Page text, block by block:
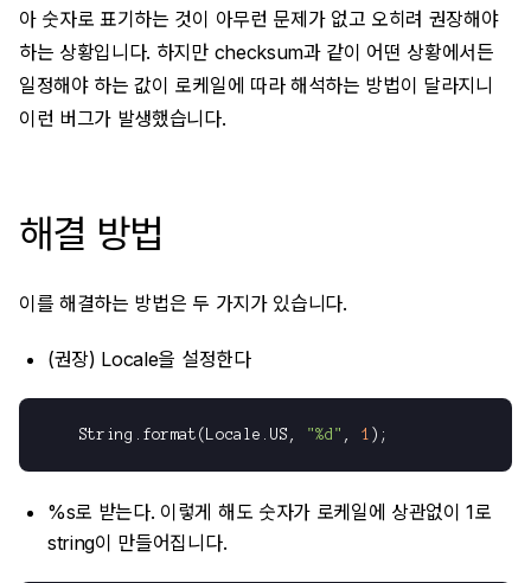
아 숫자로 표기하는 것이 아무런 문제가 없고 오히려 권장해야
하는 상황입니다. 하지만 checksum과 같이 어떤 상황에서든
일정해야 하는 값이 로케일에 따라 해석하는 방법이 달라지니
이런 버그가 발생했습니다.
해결 방법
이를 해결하는 방법은 두 가지가 있습니다.
(권장) Locale을 설정한다
    String.format(Locale.US,
"%d" , 1
%s로 받는다. 이렇게 해도 숫자가 로케일에 상관없이 1로
string이 만들어집니다.